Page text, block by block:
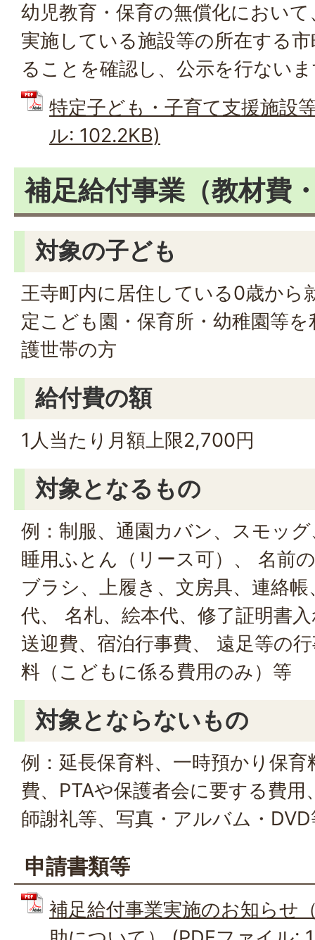
幼児教育・保育の無償化におい
実施している施設等の所在する
ることを確認し、公示を行ない
特定子ども・子育て支援施設
ル: 102.2KB)
補足給付事業（教材費
対象の子ども
王寺町内に居住している0歳から
定こども園・保育所・幼稚園等
護世帯の方
給付費の額
1人当たり月額上限2,700円
対象となるもの
例：制服、通園カバン、スモッ
睡用ふとん（リース可）、 名前
ブラシ、上履き、文房具、連絡
代、 名札、絵本代、修了証明書
送迎費、宿泊行事費、 遠足等の
料（こどもに係る費用のみ）等
対象とならないもの
例：延長保育料、一時預かり保
費、PTAや保護者会に要する費
師謝礼等、写真・アルバム・
申請書類等
補足給付事業実施のお知らせ